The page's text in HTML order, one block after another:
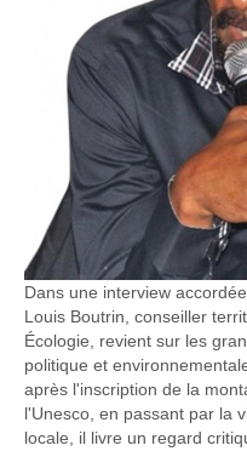
Dans une interview
Louis Boutrin, conseiller
Écologie, revient sur les
politique et
après l'inscription de la
l'Unesco, en passant par la
locale, il livre un regard